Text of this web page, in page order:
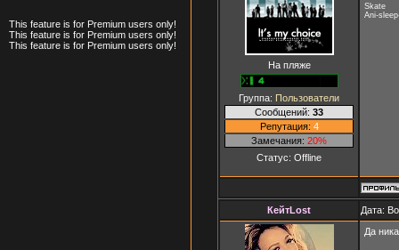
This feature is for Premium users only!
This feature is for Premium users only!
This feature is for Premium users only!
На пляже
Группа: Пользователи
Сообщений: 33
Репутация: 4
Замечания: 20%
Статус: Offline
Skate
Ani-
КейтLost Дата:
Да